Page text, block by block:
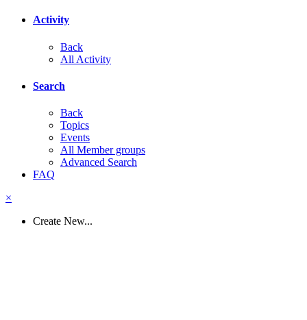
Activity
Back
All Activity
Search
Back
Topics
Events
All Member groups
Advanced Search
FAQ
×
Create New...